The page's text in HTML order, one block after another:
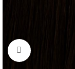
Click to